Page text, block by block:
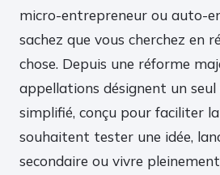
micro-entrepreneur ou auto-
sachez que vous cherchez en
chose. Depuis une réforme
appellations désignent un
simplifié, conçu pour faciliter
souhaitent tester une idée,
secondaire ou vivre